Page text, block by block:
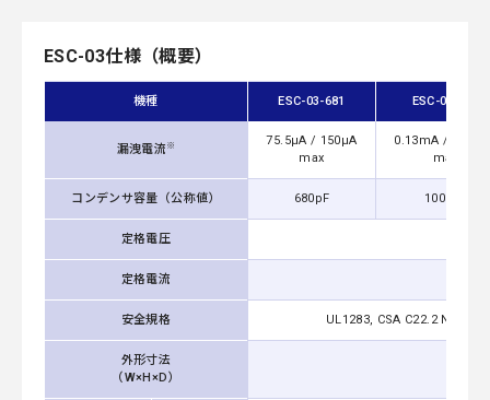
ESC-03仕様（概要）
機種 ESC-03-681 ESC-03-102
漏洩電流 ※
75.5μA / 150μA
max
0.13mA /
max
コンデンサ容量（公称値） 680pF 1000pF
定格電圧
定格電流
安全規格 UL1283, CSA C22.2 No.8
外形寸法
（W×H×D）